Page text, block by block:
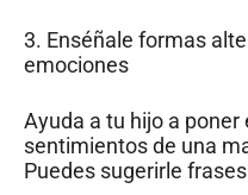
3. Enséñale formas
emociones
Ayuda a tu hijo a poner
sentimientos de una
Puedes sugerirle